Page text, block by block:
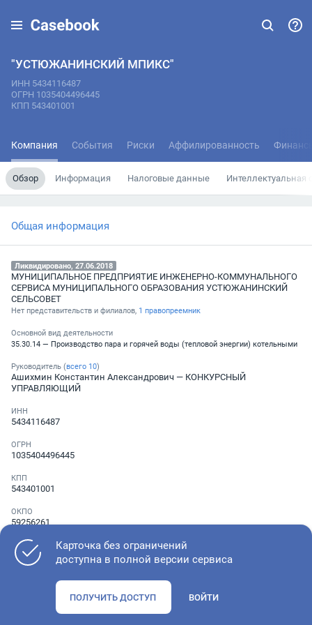
"УСТЮЖАНИНСКИЙ МПИКС"
ИНН 5434116487
ОГРН 1035404496445
КПП 543401001
Компания События Риски Аффилированность
Обзор Информация Налоговые данные Интеллектуальная
Общая информация
Ликвидировано, 27.06.2018
МУНИЦИПАЛЬНОЕ ПРЕДПРИЯТИЕ ИНЖЕНЕРНО-КОММУНАЛЬНОГО
СЕРВИСА МУНИЦИПАЛЬНОГО ОБРАЗОВАНИЯ УСТЮЖАНИНСКИЙ
СЕЛЬСОВЕТ
Нет представительств и филиалов, 1 правопреемник
Основной вид деятельности
35.30.14 — Производство пара и горячей воды (тепловой энергии) котельными
Руководитель (всего 10)
Ашихмин Константин Александрович — КОНКУРСНЫЙ
УПРАВЛЯЮЩИЙ
ИНН
5434116487
ОГРН
1035404496445
КПП
543401001
ОКПО
59256261
Телефон
░ ░░░ ░░░░░░░,░ ░░░ ░░░░░░░
Как оценить состояние компании
Карточка без ограничений
доступна в полной версии сервиса
ПОЛУЧИТЬ ДОСТУП ВОЙТИ